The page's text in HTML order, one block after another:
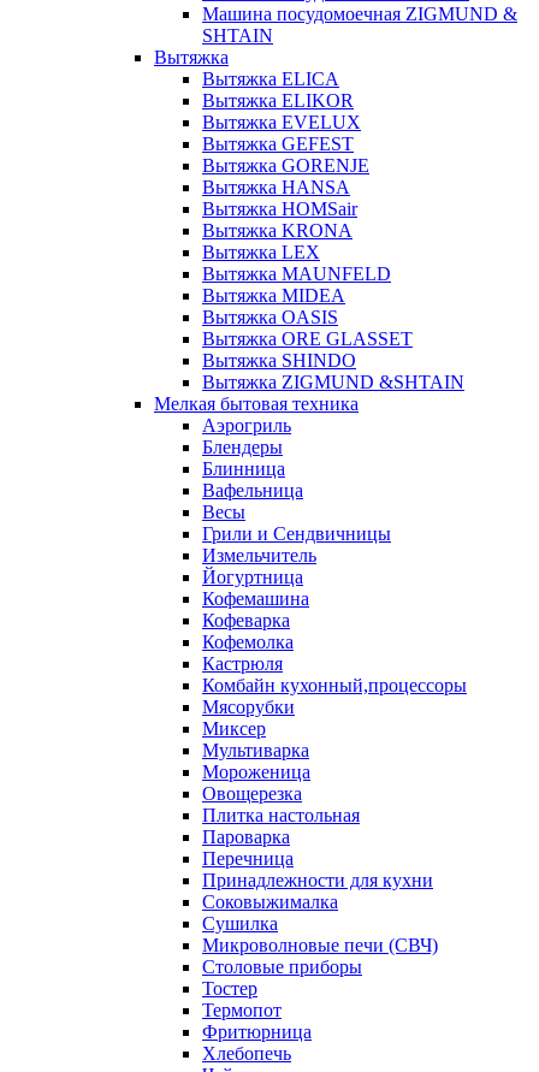
Машина посудомоечная ZIGMUND &
SHTAIN
Вытяжка
Вытяжка ELICA
Вытяжка ELIKOR
Вытяжка EVELUX
Вытяжка GEFEST
Вытяжка GORENJE
Вытяжка HANSA
Вытяжка HOMSair
Вытяжка KRONA
Вытяжка LEX
Вытяжка MAUNFELD
Вытяжка MIDEA
Вытяжка OASIS
Вытяжка ORE GLASSET
Вытяжка SHINDO
Вытяжка ZIGMUND &SHTAIN
Мелкая бытовая техника
Аэрогриль
Блендеры
Блинница
Вафельница
Весы
Грили и Сендвичницы
Измельчитель
Йогуртница
Кофемашина
Кофеварка
Кофемолка
Кастрюля
Комбайн кухонный,процессоры
Мясорубки
Миксер
Мультиварка
Мороженица
Овощерезка
Плитка настольная
Пароварка
Перечница
Принадлежности для кухни
Соковыжималка
Сушилка
Микроволновые печи (СВЧ)
Столовые приборы
Тостер
Термопот
Фритюрница
Хлебопечь